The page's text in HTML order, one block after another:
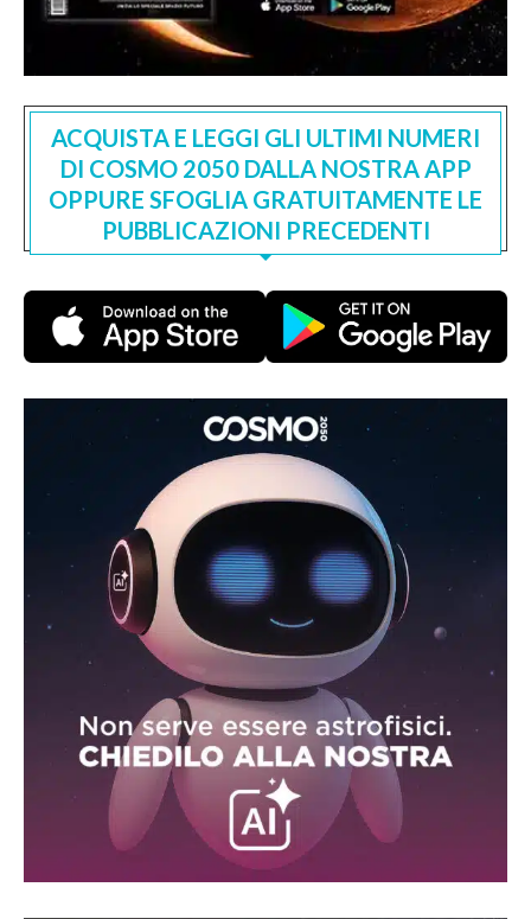
ACQUISTA E LEGGI GLI ULTIMI NUMERI
DI COSMO 2050 DALLA NOSTRA APP
OPPURE SFOGLIA GRATUITAMENTE LE
PUBBLICAZIONI PRECEDENTI